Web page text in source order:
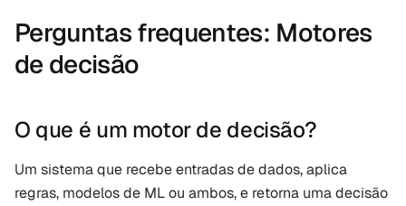
Perguntas frequentes: Motores
de decisão
O que é um motor de decisão?
Um sistema que recebe entradas de dados, aplica
regras, modelos de ML ou ambos, e retorna uma decisão